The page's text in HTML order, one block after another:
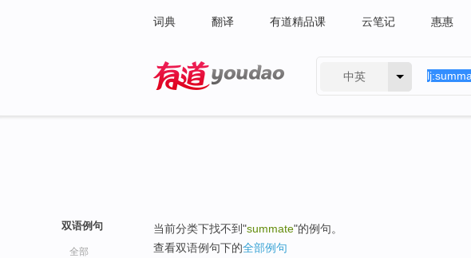
词典 翻译 有道精品课 云笔记 惠惠
中英
双语例句
全部
当前分类下找不到"summate"的例句。
查看双语例句下的全部例句